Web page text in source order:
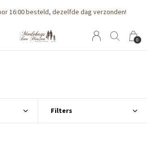
0
16:00 besteld, dezelfde dag verzonden!
Filters